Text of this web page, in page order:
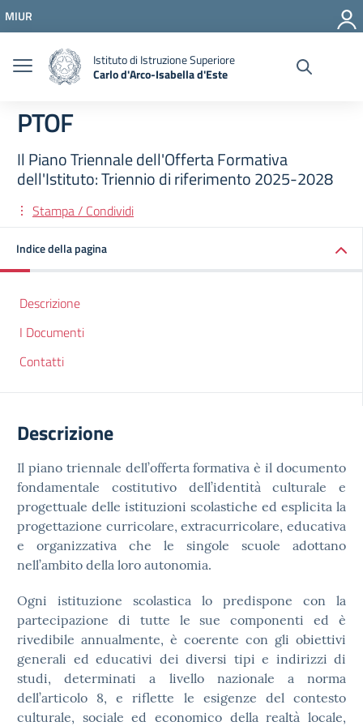
Vai al menu di navigazione
Vai al footer
MIUR
Istituto di Istruzione Superiore
Carlo d'Arco-Isabella d'Este
PTOF
Il Piano Triennale dell'Offerta Formativa
dell'Istituto: Triennio di riferimento 2025-2028
Stampa / Condividi
Indice della pagina
Descrizione
I Documenti
Contatti
Descrizione
Il piano triennale dell’offerta formativa è il documento
fondamentale costitutivo dell’identità culturale e
progettuale delle istituzioni scolastiche ed esplicita la
progettazione curricolare, extracurricolare, educativa
e organizzativa che le singole scuole adottano
nell’ambito della loro autonomia.
Ogni istituzione scolastica lo predispone con la
partecipazione di tutte le sue componenti ed è
rivedibile annualmente, è coerente con gli obiettivi
generali ed educativi dei diversi tipi e indirizzi di
studi, determinati a livello nazionale a norma
dell’articolo 8, e riflette le esigenze del contesto
culturale, sociale ed economico della realtà locale,